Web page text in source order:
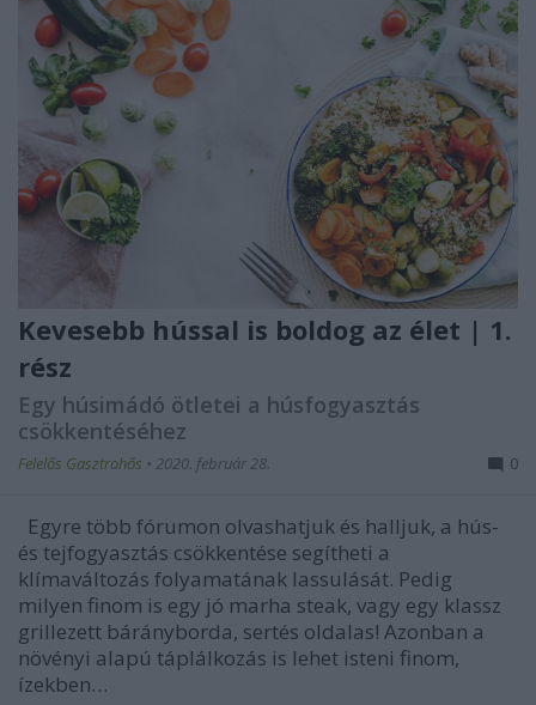
Kevesebb hússal is boldog az élet | 1.
rész
Egy húsimádó ötletei a húsfogyasztás
csökkentéséhez
Felelős Gasztrohős • 2020. február 28. 0
Egyre több fórumon olvashatjuk és halljuk, a hús-
és tejfogyasztás csökkentése segítheti a
klímaváltozás folyamatának lassulását. Pedig
milyen finom is egy jó marha steak, vagy egy klassz
grillezett bárányborda, sertés oldalas! Azonban a
növényi alapú táplálkozás is lehet isteni finom,
ízekben…